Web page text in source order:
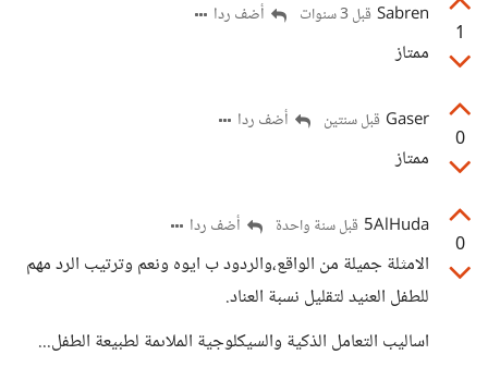
1
Sabren قبل 3 سنوات أضف ردا
ممتاز
0
Gaser قبل سنتين أضف ردا
ممتاز
0
5AlHuda قبل سنة واحدة أضف ردا
الامثلة جميلة من الواقع،والردود ب ايوه ونعم وترتيب الرد مهم
للطفل العنيد لتقليل نسبة العناد.
اساليب التعامل الذكية والسيكلوجية الملاىمة لطبيعة الطفل...